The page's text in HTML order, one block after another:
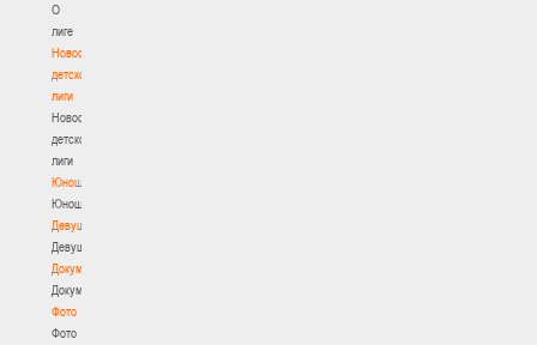
О
лиге
Новости
детской
лиги
Новости
детской
лиги
Юноши
Юноши
Девушки
Девушки
Документы
Документы
Фото
Фото